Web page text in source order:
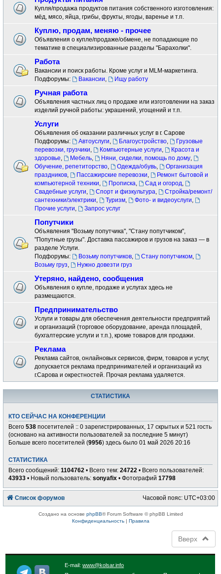
Купля/продажа продуктов питания собственного изготовления:
мёд, мясо, яйца, грибы, фрукты, ягоды, варенье и т.п.
Куплю, продам, меняю - прочее
Объявления о купле/продаже/обмене, не попадающие по
тематике в специализированные разделы "Барахолки".
Работа
Вакансии и поиск работы. Кроме услуг и MLM-маркетинга.
Подфорумы:
Вакансии, Ищу работу
Ручная работа
Объявления частных лиц о продаже или изготовлении на заказ
изделий ручной работы: украшений, угощений и т.п.
Услуги
Объявления об оказании различных услуг в г. Сарове
Подфорумы:
Автоуслуги, Благоустройство,
Грузовые
перевозки, грузчики, Компьютерные услуги,
Красота и
здоровье, Мебель, Няни, сиделки, помощь по дому,
Обучение, репетиторство, Одежда/обувь,
Организация
праздников, Пассажирские перевозки,
Ремонт бытовой и
компьютерной техники, Прописка, Сад и огород,
Свадебные услуги, Спорт и физкультура,
Стройка/ремонт/
сантехники/электрики, Туризм, Фото- и видеоуслуги,
Прочие услуги, Запрос услуг
Попутчики
Объявления "Возьму попутчика", "Стану попутчиком",
"Попутные грузы". Доставка пассажиров и грузов на заказ — в
разделе Услуги.
Подфорумы:
Возьму попутчиков, Стану попутчиком,
Возьму груз, Нужно довезти груз
Утеряно, найдено, сообщения
Объявления о купле, продаже и услугах здесь не
размещаются.
Предпринимательство
Услуги и товары для обеспечения деятельности предприятий
и организаций (торговое оборудование, аренда площадей,
бухгалтерские услуги и т.п.), кроме товаров для продажи.
Реклама
Реклама сайтов, онлайновых сервисов, фирм, товаров и услуг,
допускается реклама предпринимателей и организаций из
г.Сарова и окрестностей. Прочая реклама удаляется.
СТАТИСТИКА
КТО СЕЙЧАС НА КОНФЕРЕНЦИИ
Всего538 посетителей :: 0 зарегистрированных, 17 скрытых и 521 гость
(основано на активности пользователей за последние 5 минут)
Больше всего посетителей (9956) здесь было 01 май 2026 20:16
СТАТИСТИКА
Всего сообщений:1104762 • Всего тем:24722 • Всего пользователей:
43933 • Новый пользователь:sonyafix • Фотографий17798
Список форумов Часовой пояс: UTC+03:00
Создано на основе phpBB® Forum Software © phpBB Limited
Конфиденциальность| Правила
Вверх
E-mail:www@kolsar.info